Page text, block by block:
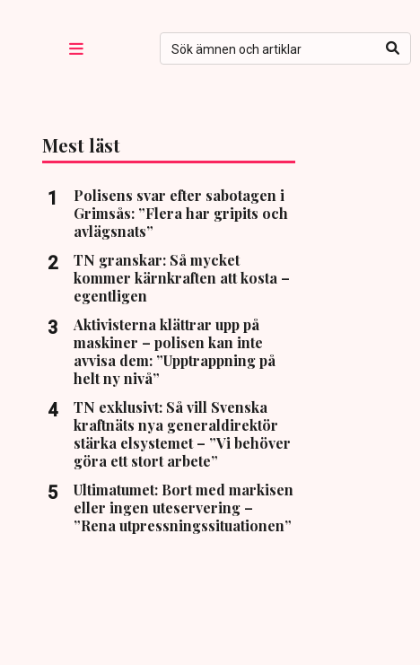
Mest läst
Polisens svar efter sabotagen i
Grimsås: ”Flera har gripits och
avlägsnats”
TN granskar: Så mycket
kommer kärnkraften att kosta –
egentligen
Aktivisterna klättrar upp på
maskiner – polisen kan inte
avvisa dem: ”Upptrappning på
helt ny nivå”
TN exklusivt: Så vill Svenska
kraftnäts nya generaldirektör
stärka elsystemet – ”Vi behöver
göra ett stort arbete”
Ultimatumet: Bort med markisen
eller ingen uteservering –
”Rena utpressningssituationen”